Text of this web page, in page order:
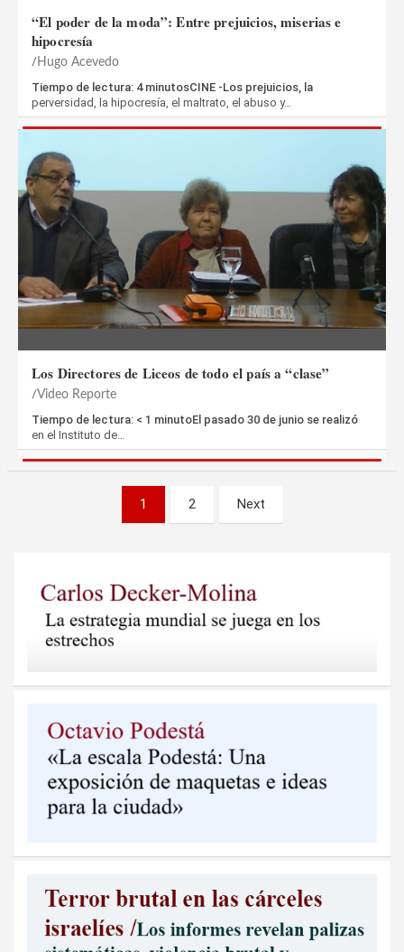
“El poder de la moda”: Entre prejuicios, miserias e
hipocresía
Hugo Acevedo
Tiempo de lectura: 4 minutosCINE -Los prejuicios, la
perversidad, la hipocresía, el maltrato, el abuso y…
Los Directores de Liceos de todo el país a “clase”
Video Reporte
Tiempo de lectura: < 1 minutoEl pasado 30 de junio se realizó
en el Instituto de…
1 2 Next